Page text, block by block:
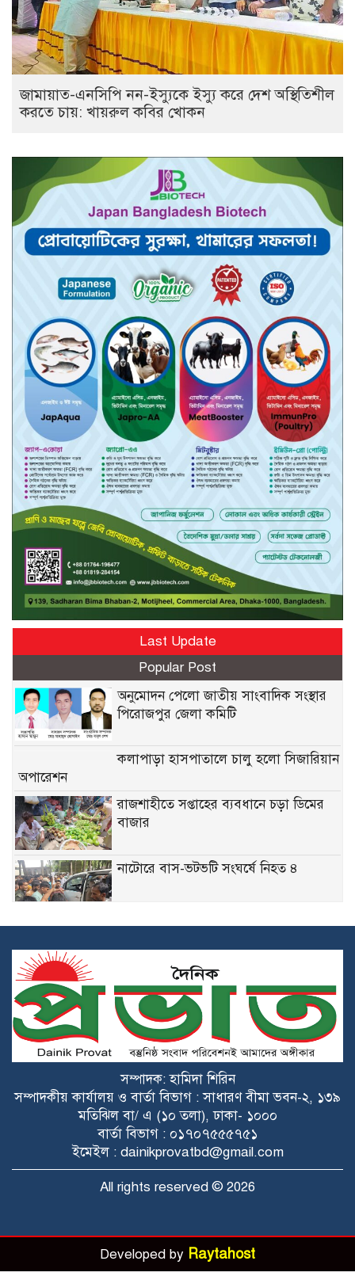
জামায়াত-এনসিপি নন-ইস্যুকে ইস্যু করে দেশ অস্থিতিশীল
করতে চায়: খায়রুল কবির খোকন
Last Update
Popular Post
অনুমোদন পেলো জাতীয় সাংবাদিক সংস্থার
পিরোজপুর জেলা কমিটি
কলাপাড়া হাসপাতালে চালু হলো সিজারিয়ান
অপারেশন
রাজশাহীতে সপ্তাহের ব্যবধানে চড়া ডিমের
বাজার
নাটোরে বাস-ভটভটি সংঘর্ষে নিহত ৪
হুমকি, ঢাকা-সিলেট মহাসড়ক অবরোধ
জামায়াত-এনসিপি নন-ইস্যুকে ইস্যু করে দেশ
অস্থিতিশীল করতে চায়: খায়রুল কবির খোকন
১৭ বছরে আওয়ামী লীগ দেশটাক শেষ
করছে: পানি সম্পদ প্রতিমন্ত্রী
এনসিপি বলতে যা আছে তা জামায়াতের শিশু
সংগঠন: রাশেদ খাঁন
মা মাছ রক্ষায় হাওরে হচ্ছে ‘মিঠা পানির
প্রধানমন্ত্রীর মাতারবাড়ী সফর: নিরাপত্তা ও
সার্বিক প্রস্তুতি পরিদর্শন করলেন বিভাগীয়
সম্পাদক: হামিদা শিরিন
সম্পাদকীয় কার্যালয় ও বার্তা বিভাগ : সাধারণ বীমা ভবন-২, ১৩৯
মতিঝিল বা/ এ (১০ তলা), ঢাকা- ১০০০
বার্তা বিভাগ : ০১৭০৭৫৫৫৭৫১
ইমেইল : dainikprovatbd@gmail.com
All rights reserved © 2026
Developed by Raytahost